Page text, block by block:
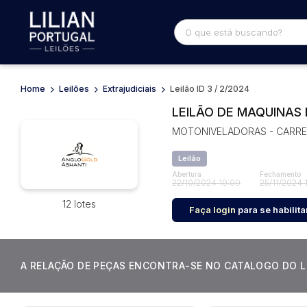
Busca por palavra-chave Categoria
Home Leilões Extrajudiciais Leilão ID 3 / 2/2024
12 lotes
LEILÃO DE MAQUINAS
MOTONIVELADORAS -
Leilão
Abertura
22/10/2024 10:00
Fechamento
25/11/2024
Faça login para se
A RELAÇÃO DE PEÇAS ENCONTRA-SE NO CATALOGO DO